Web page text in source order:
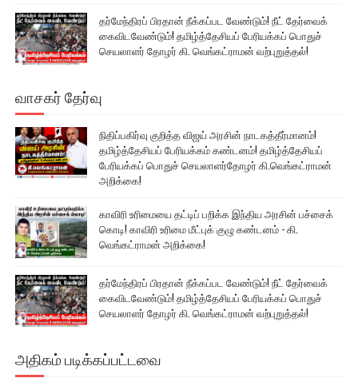
தர்மேந்திரப் பிரதான் நீக்கப்பட வேண்டும்! நீட் தேர்வைக்
கைவிடவேண்டும்! தமிழ்த்தேசியப் பேரியக்கப் பொதுச்
செயலாளர் தோழர் கி. வெங்கட்ராமன் வற்புறுத்தல்!
வாசகர் தேர்வு
நிதிப்பகிர்வு குறித்த விஜய் அரசின் நாடகத்தீர்மானம்!
தமிழ்த்தேசியப் பேரியக்கம் கண்டனம்! தமிழ்த்தேசியப்
பேரியக்கப் பொதுச் செயலாளர்தோழர் கி.வெங்கட்ராமன்
அறிக்கை!
காவிரி உரிமையை தட்டிப் பறிக்க இந்திய அரசின் பச்சைக்
கொடி! காவிரி உரிமை மீட்புக் குழு கண்டனம் - கி.
வெங்கட்ராமன் அறிக்கை!
தர்மேந்திரப் பிரதான் நீக்கப்பட வேண்டும்! நீட் தேர்வைக்
கைவிடவேண்டும்! தமிழ்த்தேசியப் பேரியக்கப் பொதுச்
செயலாளர் தோழர் கி. வெங்கட்ராமன் வற்புறுத்தல்!
அதிகம் படிக்கப்பட்டவை